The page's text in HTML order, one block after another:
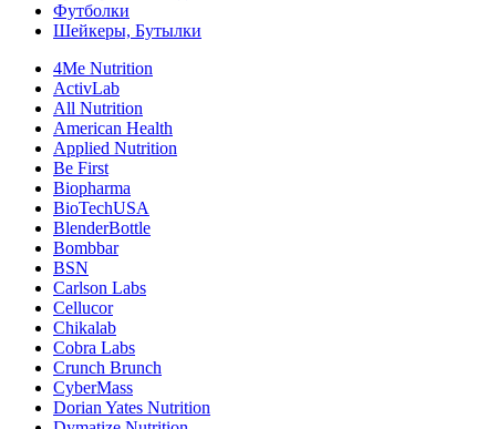
Футболки
Шейкеры, Бутылки
4Me Nutrition
ActivLab
All Nutrition
American Health
Applied Nutrition
Be First
Biopharma
BioTechUSA
BlenderBottle
Bombbar
BSN
Carlson Labs
Cellucor
Chikalab
Cobra Labs
Crunch Brunch
CyberMass
Dorian Yates Nutrition